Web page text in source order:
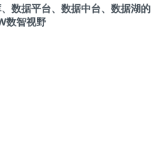
数据平台、数据中台、数据湖的
数智视野